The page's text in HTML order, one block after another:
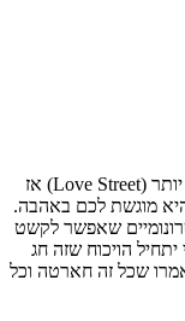
הרשומה הזו פורסמה, בעיקרה, באתר שלא קיים יותר (Love Street) אז
מוגשת לכם באהבה.
שאפשר לקשט
הויכוח שזה חג
שכל זה חארטה וכל